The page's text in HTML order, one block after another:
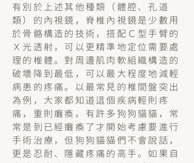
有別於上述其他種類（體腔、孔道
類）的內視鏡，脊椎內視鏡是少數用
於骨骼構造的技術，搭配Ｃ型手臂的
Ｘ光透射，可以更精準地定位需要處
理的椎體。對周邊肌肉軟組織構造的
破壞降到最低，可以最大程度地減輕
病患的疼痛。以最常見的椎間盤突出
為例，大家都知道這個疾病輕則疼
痛，重則癱瘓。有許多狗狗貓貓，常
常是到已經癱瘓了才開始考慮要進行
手術治療，但狗狗貓貓們不會說話，
更是忍耐、隱藏疼痛的高手。如果自